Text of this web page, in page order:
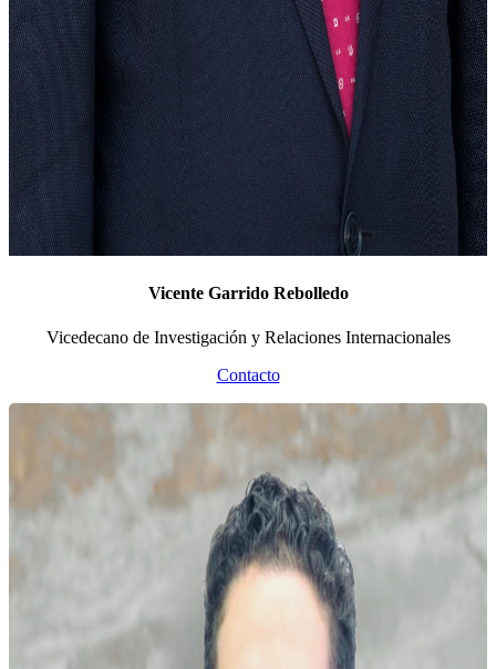
Vicente Garrido Rebolledo
Vicedecano de Investigación y Relaciones Internacionales
Contacto